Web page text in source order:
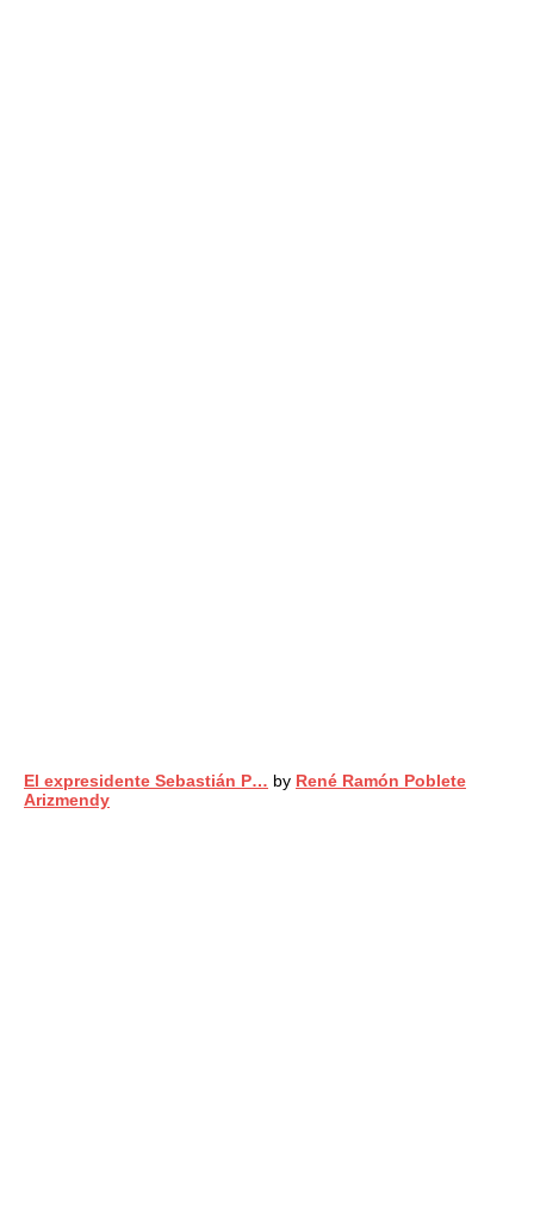
El expresidente Sebastián P… by René Ramón Poblete
Arizmendy